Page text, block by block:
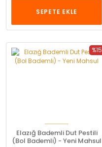
SEPETE EKLE
%15
Elazığ Bademli Dut Pestili
(Bol Bademli) - Yeni Mahsul